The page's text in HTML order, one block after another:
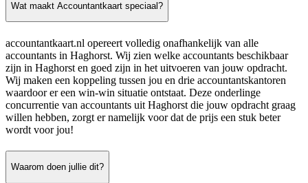
Wat maakt Accountantkaart speciaal?
accountantkaart.nl opereert volledig onafhankelijk van alle
accountants in Haghorst. Wij zien welke accountants beschikbaar
zijn in Haghorst en goed zijn in het uitvoeren van jouw opdracht.
Wij maken een koppeling tussen jou en drie accountantskantoren
waardoor er een win-win situatie ontstaat. Deze onderlinge
concurrentie van accountants uit Haghorst die jouw opdracht graag
willen hebben, zorgt er namelijk voor dat de prijs een stuk beter
wordt voor jou!
Waarom doen jullie dit?